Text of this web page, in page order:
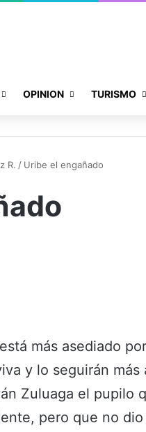
OPINION TURISMO
R. / Uribe el engañado
más asediado
y lo seguirán más
Zuluaga el pupilo
pero que no